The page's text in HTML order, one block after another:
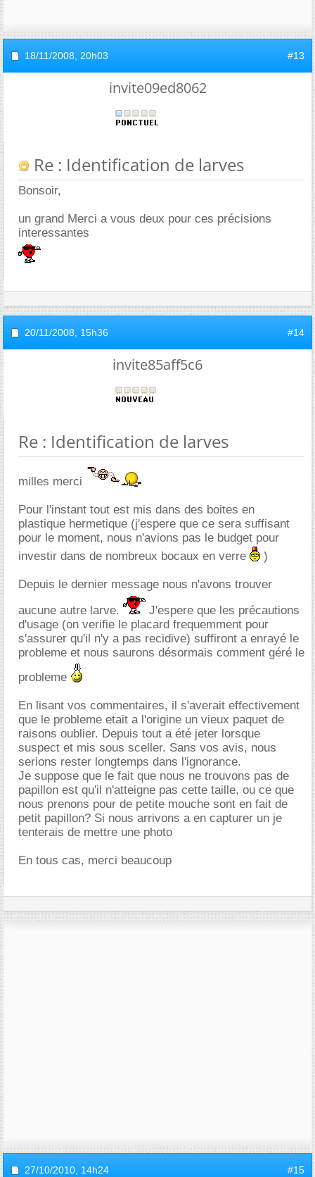
18/11/2008, 20h03 #13
invite09ed8062
Re : Identification de larves
Bonsoir,
un grand Merci a vous deux pour ces précisions
interessantes
20/11/2008, 15h36 #14
invite85aff5c6
Re : Identification de larves
milles merci
Pour l'instant tout est mis dans des boites en
plastique hermetique (j'espere que ce sera suffisant
pour le moment, nous n'avions pas le budget pour
investir dans de nombreux bocaux en verre
)
Depuis le dernier message nous n'avons trouver
aucune autre larve.
J'espere que les précautions
d'usage (on verifie le placard frequemment pour
s'assurer qu'il n'y a pas recidive) suffiront a enrayé le
probleme et nous saurons désormais comment géré le
probleme
En lisant vos commentaires, il s'averait effectivement
que le probleme etait a l'origine un vieux paquet de
raisons oublier. Depuis tout a été jeter lorsque
suspect et mis sous sceller. Sans vos avis, nous
serions rester longtemps dans l'ignorance.
Je suppose que le fait que nous ne trouvons pas de
papillon est qu'il n'atteigne pas cette taille, ou ce que
nous prenons pour de petite mouche sont en fait de
petit papillon? Si nous arrivons a en capturer un je
tenterais de mettre une photo
En tous cas, merci beaucoup
27/10/2010, 14h24 #15